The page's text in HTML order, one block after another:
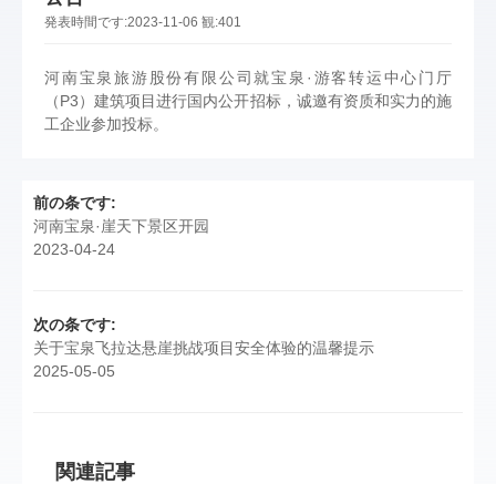
発表時間です:2023-11-06 観:401
河南宝泉旅游股份有限公司就宝泉·游客转运中心门厅
（P3）建筑项目进行国内公开招标，诚邀有资质和实力的施
工企业参加投标。
前の条です:
河南宝泉·崖天下景区开园
2023-04-24
次の条です:
关于宝泉飞拉达悬崖挑战项目安全体验的温馨提示
2025-05-05
関連記事